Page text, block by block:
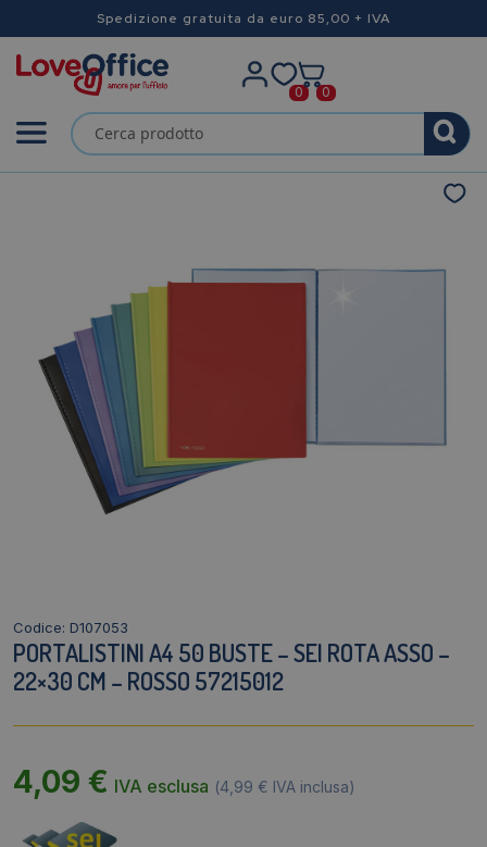
Spedizione gratuita da euro 85,00 + IVA
0 0
Codice: D107053
PORTALISTINI A4 50 BUSTE – SEI ROTA ASSO –
22×30 CM – ROSSO 57215012
4,09 € IVA esclusa (4,99 € IVA inclusa)